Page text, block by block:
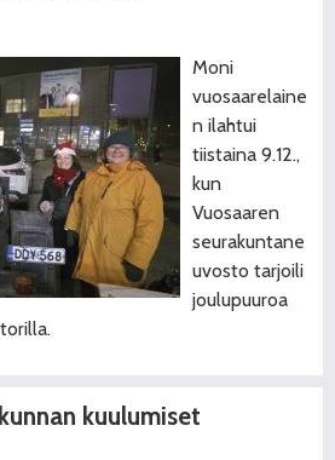
Moni
vuosaarelaine
n ilahtui
tiistaina 9.12.,
kun
Vuosaaren
seurakuntane
uvosto tarjoili
joulupuuroa
kuulumiset